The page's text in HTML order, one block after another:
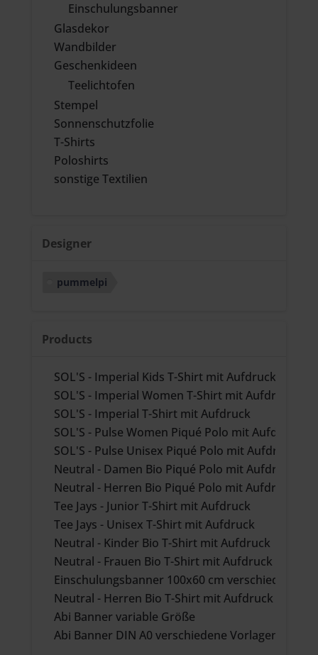
Einschulungsbanner
Glasdekor
Wandbilder
Geschenkideen
Teelichtofen
Stempel
Sonnenschutzfolie
T-Shirts
Poloshirts
sonstige Textilien
Designer
pummelpi
Products
SOL'S - Imperial Kids T-Shirt mit Aufdruck
SOL'S - Imperial Women T-Shirt mit Aufdruck
SOL'S - Imperial T-Shirt mit Aufdruck
SOL'S - Pulse Women Piqué Polo mit Aufdruck
SOL'S - Pulse Unisex Piqué Polo mit Aufdruck
Neutral - Damen Bio Piqué Polo mit Aufdruck
Neutral - Herren Bio Piqué Polo mit Aufdruck
Tee Jays - Junior T-Shirt mit Aufdruck
Tee Jays - Unisex T-Shirt mit Aufdruck
Neutral - Kinder Bio T-Shirt mit Aufdruck
Neutral - Frauen Bio T-Shirt mit Aufdruck
Einschulungsbanner 100x60 cm verschiedene
Neutral - Herren Bio T-Shirt mit Aufdruck
Abi Banner variable Größe
Abi Banner DIN A0 verschiedene Vorlagen